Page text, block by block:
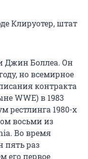
Клируотер, штат
Джин Боллеа. Он
но всемирное
контракта
WWE) в 1983
рестлинга 1980-х
восьми из
Во время
пять раз
его первое